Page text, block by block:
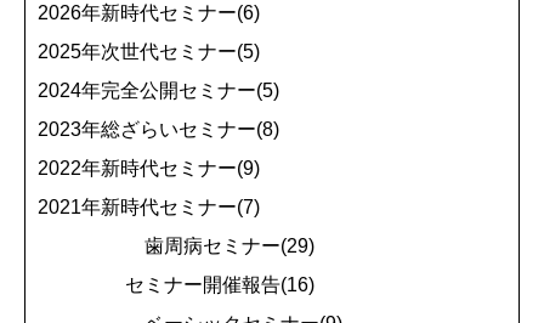
2026年新時代セミナー(6)
2025年次世代セミナー(5)
2024年完全公開セミナー(5)
2023年総ざらいセミナー(8)
2022年新時代セミナー(9)
2021年新時代セミナー(7)
歯周病セミナー(29)
セミナー開催報告(16)